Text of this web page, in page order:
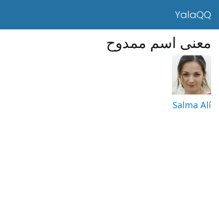
YalaQQ
معنى اسم ممدوح
Salma Alí